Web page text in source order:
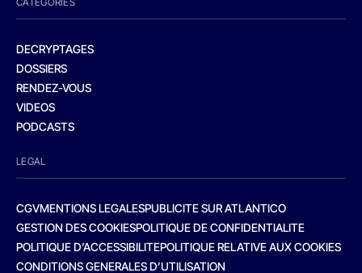
DECRYPTAGES
DOSSIERS
RENDEZ-VOUS
VIDEOS
PODCASTS
LEGAL
CGVMENTIONS LEGALESPUBLICITE SUR ATLANTICO
GESTION DES COOKIESPOLITIQUE DE CONFIDENTIALITE
POLITIQUE D’ACCESSIBILITEPOLITIQUE RELATIVE AUX COOKIES
CONDITIONS GENERALES D’UTILISATION